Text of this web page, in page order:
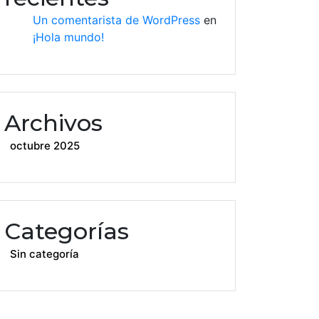
Un comentarista de WordPress en
¡Hola mundo!
Archivos
octubre 2025
Categorías
Sin categoría